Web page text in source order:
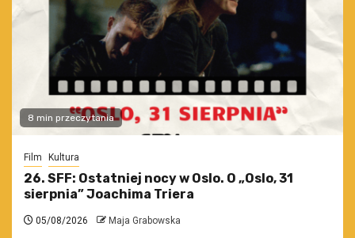
8 min przeczytania
Film Kultura
26. SFF: Ostatniej nocy w Oslo. O „Oslo, 31
sierpnia” Joachima Triera
05/08/2026 Maja Grabowska